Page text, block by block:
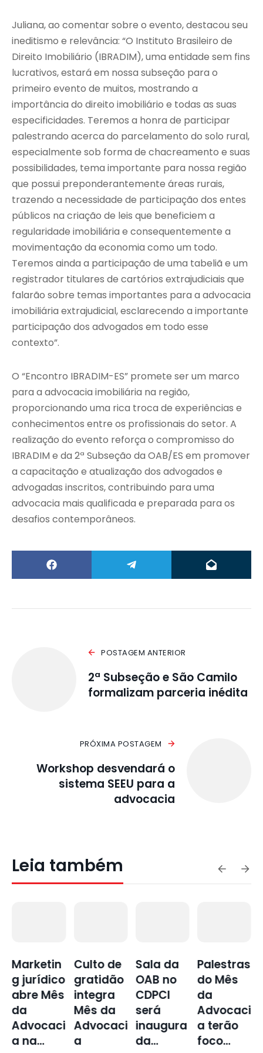
Juliana, ao comentar sobre o evento, destacou seu
ineditismo e relevância: “O Instituto Brasileiro de
Direito Imobiliário (IBRADIM), uma entidade sem fins
lucrativos, estará em nossa subseção para o
primeiro evento de muitos, mostrando a
importância do direito imobiliário e todas as suas
especificidades. Teremos a honra de participar
palestrando acerca do parcelamento do solo rural,
especialmente sob forma de chacreamento e suas
possibilidades, tema importante para nossa região
que possui preponderantemente áreas rurais,
trazendo a necessidade de participação dos entes
públicos na criação de leis que beneficiem a
regularidade imobiliária e consequentemente a
movimentação da economia como um todo.
Teremos ainda a participação de uma tabeliã e um
registrador titulares de cartórios extrajudiciais que
falarão sobre temas importantes para a advocacia
imobiliária extrajudicial, esclarecendo a importante
participação dos advogados em todo esse
contexto”.
O “Encontro IBRADIM-ES” promete ser um marco
para a advocacia imobiliária na região,
proporcionando uma rica troca de experiências e
conhecimentos entre os profissionais do setor. A
realização do evento reforça o compromisso do
IBRADIM e da 2ª Subseção da OAB/ES em promover
a capacitação e atualização dos advogados e
advogadas inscritos, contribuindo para uma
advocacia mais qualificada e preparada para os
desafios contemporâneos.
POSTAGEM ANTERIOR
2ª Subseção e São Camilo
formalizam parceria inédita
PRÓXIMA POSTAGEM
Workshop desvendará o
sistema SEEU para a
advocacia
Leia também
Culto de
gratidão
integra
Mês da
Advocaci
a
Sala da
OAB no
CDPCI
será
inaugura
da…
Palestras
do Mês
da
Advocaci
a terão
foco…
Baile da
Advocaci
a 2026
entra na
contage
m…